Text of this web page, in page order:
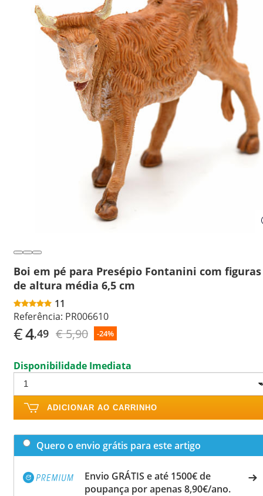
Boi em pé para Presépio Fontanini com figuras
de altura média 6,5 cm
11
Referência: PR006610
€4,49 € 5,90 -24%
Disponibilidade Imediata
ADICIONAR AO CARRINHO
Quero o envio grátis para este artigo
Envio GRÁTIS e até 1500€ de
poupança por apenas 8,90€/ano.